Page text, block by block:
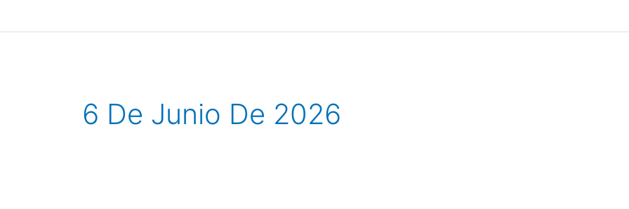
6 De Junio De 2026